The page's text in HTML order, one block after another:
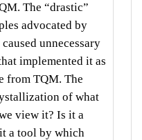
The “drastic”
advocated by
unnecessary
implemented it as
from TQM. The
of what
view it? Is it a
a tool by which